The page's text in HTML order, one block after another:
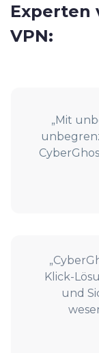
Experten
VPN:
„Mit
Klick-
und